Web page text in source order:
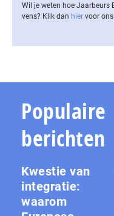
Wil je weten hoe Jaarbeurs
vens? Klik dan hier voor
Populaire
berichten
Kwestie van
integratie:
waarom